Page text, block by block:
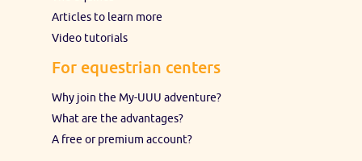
Articles to learn more
Video tutorials
For equestrian centers
Why join the My-UUU adventure?
What are the advantages?
A free or premium account?